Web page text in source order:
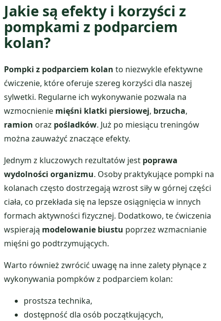
Jakie są efekty i korzyści z
pompkami z podparciem
kolan?
Pompki z podparciem kolan to niezwykle efektywne
ćwiczenie, które oferuje szereg korzyści dla naszej
sylwetki. Regularne ich wykonywanie pozwala na
wzmocnienie mięśni klatki piersiowej, brzucha,
ramion oraz pośladków. Już po miesiącu treningów
można zauważyć znaczące efekty.
Jednym z kluczowych rezultatów jest poprawa
wydolności organizmu. Osoby praktykujące pompki na
kolanach często dostrzegają wzrost siły w górnej części
ciała, co przekłada się na lepsze osiągnięcia w innych
formach aktywności fizycznej. Dodatkowo, te ćwiczenia
wspierają modelowanie biustu poprzez wzmacnianie
mięśni go podtrzymujących.
Warto również zwrócić uwagę na inne zalety płynące z
wykonywania pompków z podparciem kolan:
prostsza technika,
dostępność dla osób początkujących,